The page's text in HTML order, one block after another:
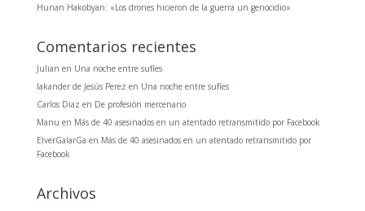
Hunan Hakobyan: «Los drones hicieron de la guerra un genocidio»
Comentarios recientes
Julian en Una noche entre sufíes
Iakander de Jesús Perez en Una noche entre sufíes
Carlos Diaz en De profesión mercenario
Manu en Más de 40 asesinados en un atentado retransmitido por Facebook
ElverGalarGa en Más de 40 asesinados en un atentado retransmitido por
Facebook
Archivos